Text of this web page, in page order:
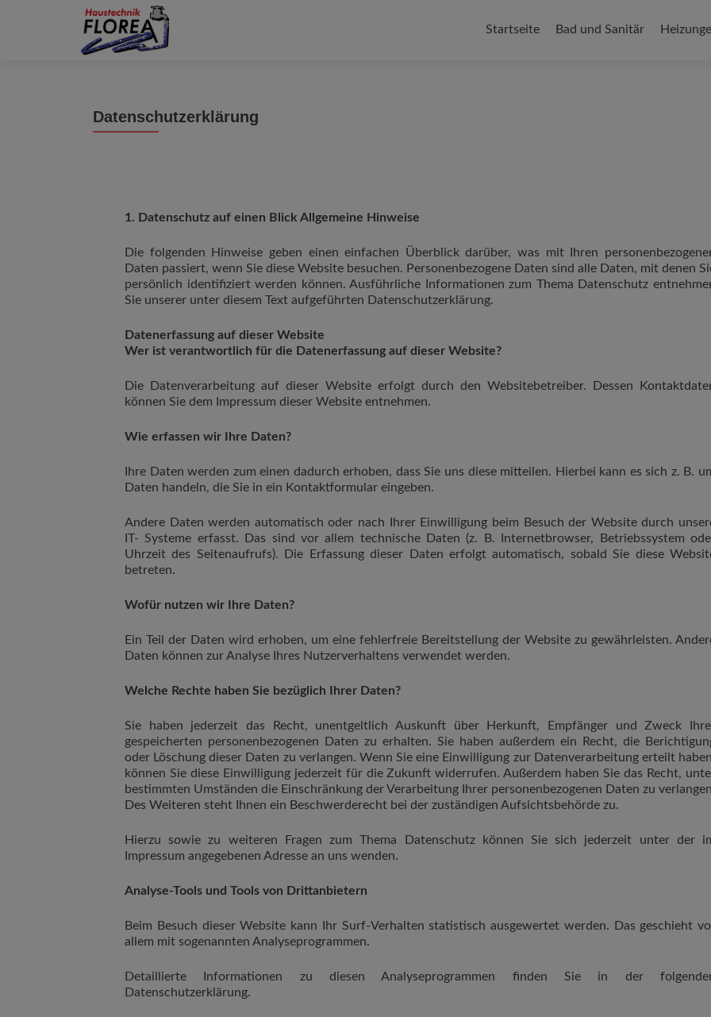
Inhalt
Startseite Bad und Sanitär
Datenschutzerklärung
1. Datenschutz auf einen Blick Allgemeine Hinweise
Die folgenden Hinweise geben einen einfachen Überblick darüber, was mit Ihren
Daten passiert, wenn Sie diese Website besuchen. Personenbezogene Daten sind alle Daten, mit denen
persönlich identifiziert werden können. Ausführliche Informationen zum Thema Datenschutz
Sie unserer unter diesem Text aufgeführten Datenschutzerklärung.
Datenerfassung auf dieser Website
Wer ist verantwortlich für die Datenerfassung auf dieser Website?
Die Datenverarbeitung auf dieser Website erfolgt durch den Websitebetreiber. Dessen
können Sie dem Impressum dieser Website entnehmen.
Wie erfassen wir Ihre Daten?
Ihre Daten werden zum einen dadurch erhoben, dass Sie uns diese mitteilen. Hierbei kann es sich z. B.
Daten handeln, die Sie in ein Kontaktformular eingeben.
Andere Daten werden automatisch oder nach Ihrer Einwilligung beim Besuch der Website durch
IT- Systeme erfasst. Das sind vor allem technische Daten (z. B. Internetbrowser, Betriebssystem
Uhrzeit des Seitenaufrufs). Die Erfassung dieser Daten erfolgt automatisch, sobald Sie diese
betreten.
Wofür nutzen wir Ihre Daten?
Ein Teil der Daten wird erhoben, um eine fehlerfreie Bereitstellung der Website zu gewährleisten.
Daten können zur Analyse Ihres Nutzerverhaltens verwendet werden.
Welche Rechte haben Sie bezüglich Ihrer Daten?
Sie haben jederzeit das Recht, unentgeltlich Auskunft über Herkunft, Empfänger und Zweck
gespeicherten personenbezogenen Daten zu erhalten. Sie haben außerdem ein Recht, die
oder Löschung dieser Daten zu verlangen. Wenn Sie eine Einwilligung zur Datenverarbeitung erteilt
können Sie diese Einwilligung jederzeit für die Zukunft widerrufen. Außerdem haben Sie das Recht,
bestimmten Umständen die Einschränkung der Verarbeitung Ihrer personenbezogenen Daten zu
Des Weiteren steht Ihnen ein Beschwerderecht bei der zuständigen Aufsichtsbehörde zu.
Hierzu sowie zu weiteren Fragen zum Thema Datenschutz können Sie sich jederzeit unter der
Impressum angegebenen Adresse an uns wenden.
Analyse-Tools und Tools von Drittanbietern
Beim Besuch dieser Website kann Ihr Surf-Verhalten statistisch ausgewertet werden. Das geschieht
allem mit sogenannten Analyseprogrammen.
Detaillierte Informationen zu diesen Analyseprogrammen finden Sie in der
Datenschutzerklärung.